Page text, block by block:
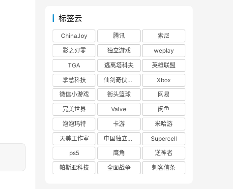
标签云
ChinaJoy 腾讯
索尼
影之刃零
独立游戏
weplay
TGA
逃离塔科夫
英雄联盟
掌慧科技
仙剑奇侠传四
Xbox
微信小游戏
街头篮球
网易
完美世界
Valve
闲鱼
泡泡玛特
卡游
米哈游
天美工作室
中国独立游戏联盟
Supercell
ps5
鹰角
逆神者
帕斯亚科技
全面战争 刺客信条